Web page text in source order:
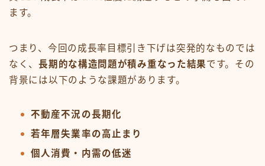
ます。
つまり、今回の成長率目標引き下げは突発的なものでは
なく、長期的な構造問題が積み重なった結果です。その
背景には以下のような課題があります。
不動産不況の長期化
若年層失業率の高止まり
個人消費・内需の低迷